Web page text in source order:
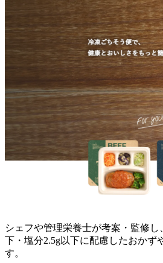
シェフや管理栄養士が考案・監修し
下・塩分2.5g以下に配慮したおかず
す。